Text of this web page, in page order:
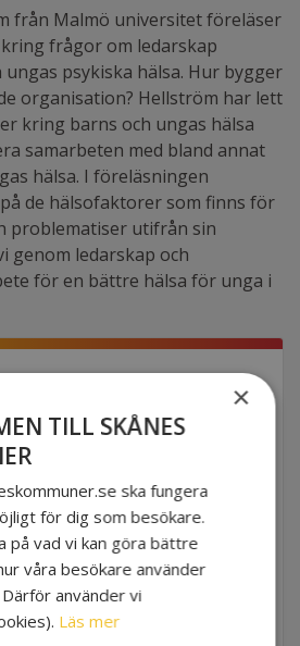
från Malmö universitetföreläser
kring frågor om ledarskap
ungas psykiska hälsa. Hur bygger
organisation? Hellström har lett
kring barns och ungas hälsa
samarbeten med bland annat
hälsa. I föreläsningen
de hälsofaktorer som finns för
problematiser utifrån sin
genom ledarskap och
för en bättre hälsa för unga i
- 12:00
samt digitalt.
spelas in.
×
TILL SKÅNES
ska fungera
för dig som besökare.
på vad vi kan göra bättre
våra besökare använder
använder vi
Läs mer